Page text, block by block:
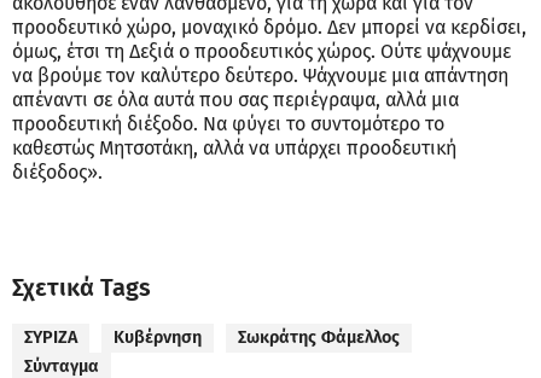
προοδευτικό χώρο, μοναχικό δρόμο. Δεν μπορεί να κερδίσει,
όμως, έτσι τη Δεξιά ο προοδευτικός χώρος. Ούτε ψάχνουμε
να βρούμε τον καλύτερο δεύτερο. Ψάχνουμε μια απάντηση
απέναντι σε όλα αυτά που σας περιέγραψα, αλλά μια
προοδευτική διέξοδο. Να φύγει το συντομότερο το
καθεστώς Μητσοτάκη, αλλά να υπάρχει προοδευτική
διέξοδος».
Σχετικά Tags
ΣΥΡΙΖΑ Κυβέρνηση
Σωκράτης Φάμελλος
Σύνταγμα